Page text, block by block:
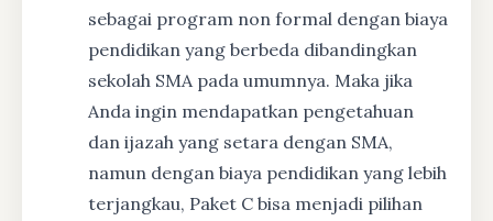
sebagai program non formal dengan biaya
pendidikan yang berbeda dibandingkan
sekolah SMA pada umumnya. Maka jika
Anda ingin mendapatkan pengetahuan
dan ijazah yang setara dengan SMA,
namun dengan biaya pendidikan yang lebih
terjangkau, Paket C bisa menjadi pilihan